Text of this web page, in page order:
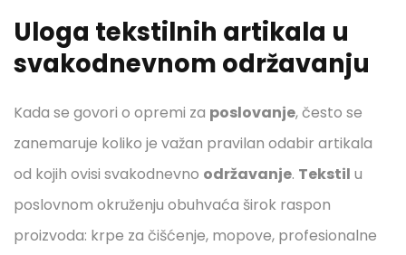
Uloga tekstilnih artikala u
svakodnevnom održavanju
Kada se govori o opremi za poslovanje, često se
zanemaruje koliko je važan pravilan odabir artikala
od kojih ovisi svakodnevno održavanje. Tekstil u
poslovnom okruženju obuhvaća širok raspon
proizvoda: krpe za čišćenje, mopove, profesionalne